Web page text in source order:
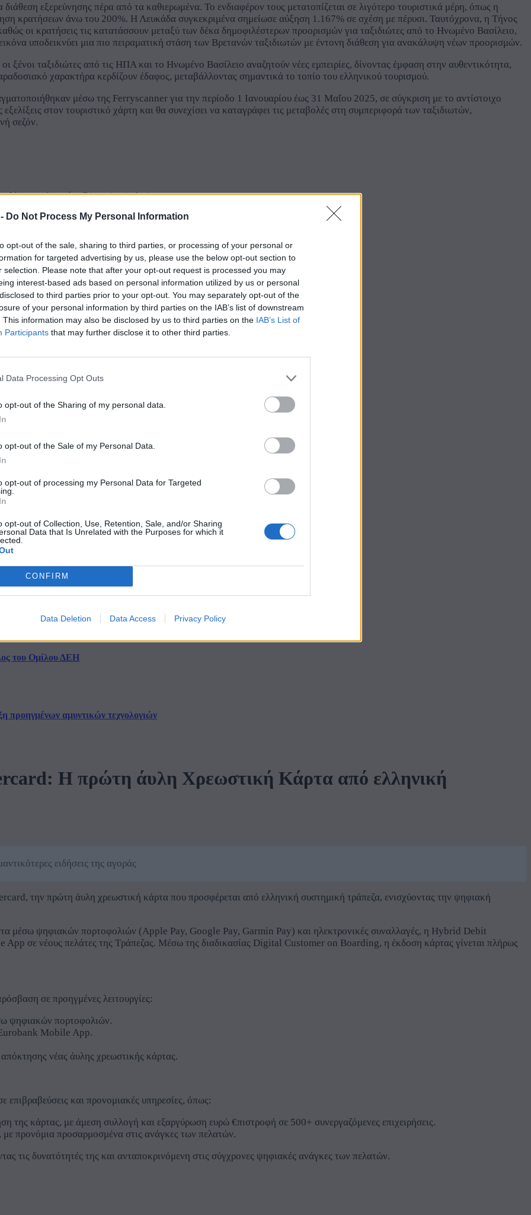
Do Not Process My Personal Information
opt-out of the sale, sharing to third parties, or processing of your personal or
for targeted advertising by us, please use the below opt-out section to
selection. Please note that after your opt-out request is processed you may
interest-based ads based on personal information utilized by us or personal
to third parties prior to your opt-out. You may separately opt-out of the
of your personal information by third parties on the IAB’s list of downstream
This information may also be disclosed by us to third parties on the IAB’s List of
Participants that may further disclose it to other third parties.
Data Processing Opt Outs
opt-out of the Sharing of my personal data.
opt-out of the Sale of my Personal Data.
opt-out of processing my Personal Data for Targeted
opt-out of Collection, Use, Retention, Sale, and/or Sharing
Data that Is Unrelated with the Purposes for which it
CONFIRM
Data Deletion Data Access Privacy Policy
εξερεύνησης πέρα από τα καθιερωμένα. Το ενδιαφέρον τους μετατοπίζεται σε λιγότερο τουριστικά μέρη, όπως η
κρατήσεων άνω του 200%. Η Λευκάδα συγκεκριμένα σημείωσε αύξηση 1.167% σε σχέση με πέρυσι. Ταυτόχρονα, η Τήνος
οι κρατήσεις τις κατατάσσουν μεταξύ των δέκα δημοφιλέστερων προορισμών για ταξιδιώτες από το Ηνωμένο Βασίλειο,
υποδεικνύει μια πιο πειραματική στάση των Βρετανών ταξιδιωτών με έντονη διάθεση για ανακάλυψη νέων προορισμών.
ταξιδιώτες από τις ΗΠΑ και το Ηνωμένο Βασίλειο αναζητούν νέες εμπειρίες, δίνοντας έμφαση στην αυθεντικότητα,
χαρακτήρα κερδίζουν έδαφος, μεταβάλλοντας σημαντικά το τοπίο του ελληνικού τουρισμού.
μέσω της Ferryscanner για την περίοδο 1 Ιανουαρίου έως 31 Μαΐου 2025, σε σύγκριση με το αντίστοιχο
στον τουριστικό χάρτη και θα συνεχίσει να καταγράφει τις μεταβολές στη συμπεριφορά των ταξιδιωτών,
σεζόν.
βάσει της λογικής «Disruption in Action»
Flip8, Watch Ultra2 και Watch9
και THALIS
+26,3% τον Ιούνιο
2 GW
South Ring Mall
του Ομίλου ΔΕΗ
προηγμένων αμυντικών τεχνολογιών
H πρώτη άυλη Χρεωστική Κάρτα από ελληνική
ειδήσεις της αγοράς
την πρώτη άυλη χρεωστική κάρτα που προσφέρεται από ελληνική συστημική τράπεζα, ενισχύοντας την ψηφιακή
μέσω ψηφιακών πορτοφολιών (Apple Pay, Google Pay, Garmin Pay) και ηλεκτρονικές συναλλαγές, η Hybrid Debit
σε νέους πελάτες της Τράπεζας. Μέσω της διαδικασίας Digital Customer on Boarding, η έκδοση κάρτας γίνεται πλήρως
σε προηγμένες λειτουργίες:
ψηφιακών πορτοφολιών.
Mobile App.
νέας άυλης χρεωστικής κάρτας.
και προνομιακές υπηρεσίες, όπως:
κάρτας, με άμεση συλλογή και εξαργύρωση ευρώ €πιστροφή σε 500+ συνεργαζόμενες επιχειρήσεις.
προνόμια προσαρμοσμένα στις ανάγκες των πελατών.
τις δυνατότητές της και ανταποκρινόμενη στις σύγχρονες ψηφιακές ανάγκες των πελατών.